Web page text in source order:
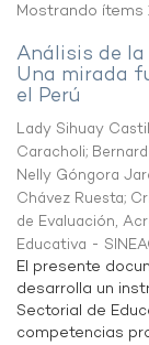
Mostrando ítems
Análisis de
Una mirada
el Perú
Lady Sihuay
Caracholi;
Nelly Góngora
Chávez Ruesta;
de Evaluación,
Educativa -
El presente
desarrolla un
Sectorial de
competencias